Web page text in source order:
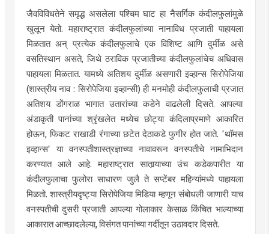
जैवविविधतेने समृद्ध असलेला पश्चिम घाट हा नैसर्गिक कंदीलफुलांमुळे
खुलून येतो. महाराष्ट्रात कंदीलफुलांच्या नानाविध प्रजाती पाहायला
मिळतात अन् प्रत्येक कंदीलफुलाचे एक विशिष्ट आणि दुर्मीळ असे
वसतिस्थान असते, जिथे ठराविक प्रजातीच्या कंदीलफुलांचेच अधिवास
पाहायला मिळतात. यामध्ये अतिशय दुर्मीळ असणारी इव्हान्स सिरोपेजिया
(शास्त्रीय नाव : सिरोपेजिया इव्हान्सी) ही मनमोही कंदीलफुलाची प्रजात
अतिशय डोंगराळ भागात उतारांच्या कडेने वाढलेली दिसते. आपल्या
अंडाकृती पानांच्या श्रृंखलेत मध्येच छोट्या कंदिलाप्रमाणे आकारित
होऊन, फिकट राखाडी रंगाच्या छटेत देठाकडे फुगीर होत जाते. ‘थॉमस
इव्हान्स’ या वनस्पतीशास्त्रज्ञाच्या नावावरून वनस्पतीचे नामाभिदान
करण्यात आले आहे. महाराष्ट्रात सातार्‍याच्या उंच कडेकपारीत या
कंदीलफुलाचा फुलोरा साधारण जुलै ते सप्टेंबर महिन्यांमध्ये पाहायला
मिळतो. शास्त्रीयदृष्ट्या सिरोपेजिया मिडिया म्हणून संबोधली जाणारी याच
वनस्पतीची दुसरी प्रजाती आपल्या गोलाकार केसाळ किंचित भाल्याच्या
आकारात आच्छादलेल्या, विसंगत पानांच्या गर्दीतून उठावदार दिसते.